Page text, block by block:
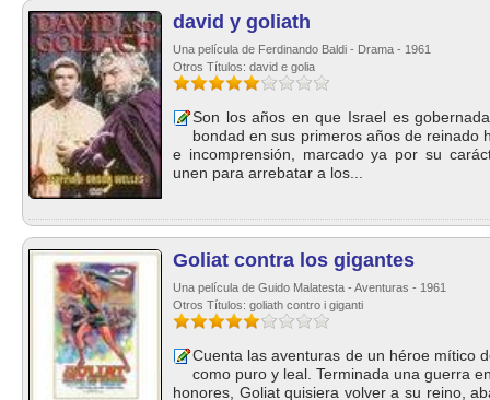
david y goliath
Una película de Ferdinando Baldi - Drama - 1961
Otros Títulos: david e golia
Son los años en que Israel es
bondad en sus primeros años de reinado
e incomprensión, marcado ya por su
unen para arrebatar a los...
Goliat contra los gigantes
Una película de Guido Malatesta - Aventuras - 1961
Otros Títulos: goliath contro i giganti
Cuenta las aventuras de un héroe mítico
como puro y leal. Terminada una guerra
honores, Goliat quisiera volver a su reino,